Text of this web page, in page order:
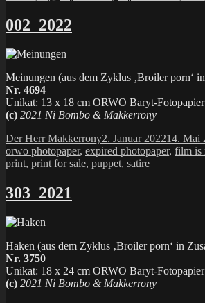
002_2022
Meinungen (aus dem Zyklus ‚Broiler porn‘
Nr. 4694
Unikat: 13 x 18 cm ORWO Baryt-Fotopapier
(c) 2021 Ni Bombo & Makkerrony
Autor
Der Herr MakkerronyVeröffentlicht
am
2. Januar 202214. Mai
orwo photopaper, expired photopaper, film is
print, print for sale, puppet, satire
303_2021
Haken (aus dem Zyklus ‚Broiler porn‘ in
Nr. 3750
Unikat: 18 x 24 cm ORWO Baryt-Fotopapier
(c) 2021 Ni Bombo & Makkerrony